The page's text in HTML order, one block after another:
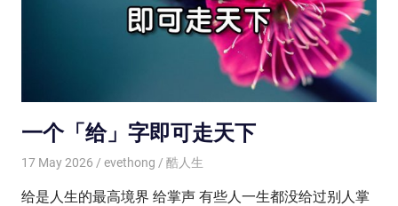
一个「给」字即可走天下
17 May 2026 evethong 酷人生
给是人生的最高境界 给掌声 有些人一生都没给过别人掌